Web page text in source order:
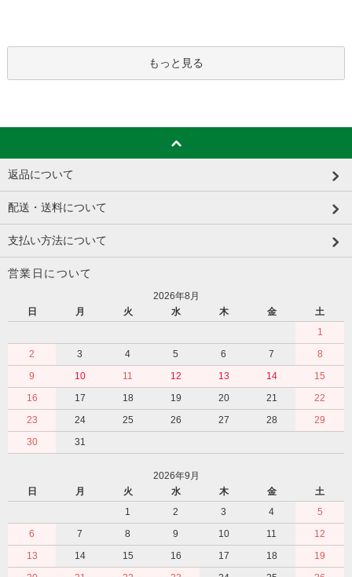
もっと見る
返品について
配送・送料について
支払い方法について
営業日について
2026年8月
日
月 火 水 木 金
土
1
2
3 4 5 6 7
8
9
10 11 12 13 14
15
16
17 18 19 20 21
22
23
24 25 26 27 28
29
30
31
2026年9月
日
月 火 水 木 金
土
1
2 3 4
5
6
7 8 9 10 11
12
13
14 15 16 17 18
19